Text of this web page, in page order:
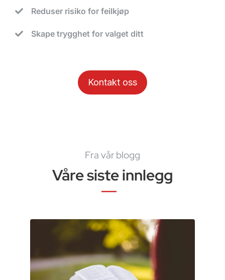
Reduser risiko for feilkjøp
Skape trygghet for valget ditt
Kontakt oss
Fra vår blogg
Våre siste innlegg